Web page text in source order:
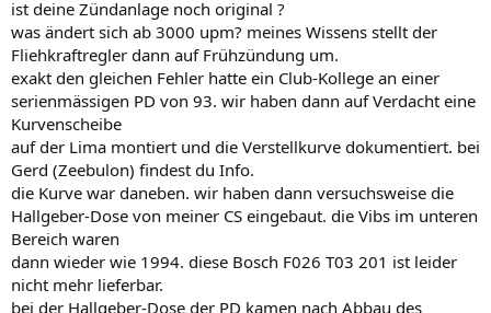
ist deine Zündanlage noch original ?
was ändert sich ab 3000 upm? meines Wissens stellt der
Fliehkraftregler dann auf Frühzündung um.
exakt den gleichen Fehler hatte ein Club-Kollege an einer
serienmässigen PD von 93. wir haben dann auf Verdacht eine
Kurvenscheibe
auf der Lima montiert und die Verstellkurve dokumentiert. bei
Gerd (Zeebulon) findest du Info.
die Kurve war daneben. wir haben dann versuchsweise die
Hallgeber-Dose von meiner CS eingebaut. die Vibs im unteren
Bereich waren
dann wieder wie 1994. diese Bosch F026 T03 201 ist leider
nicht mehr lieferbar.
bei der Hallgeber-Dose der PD kamen nach Abbau des